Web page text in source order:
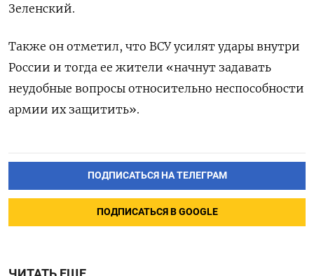
Зеленский.
Также он отметил, что ВСУ усилят удары внутри
России и тогда ее жители «начнут задавать
неудобные вопросы относительно неспособности
армии их защитить».
ПОДПИСАТЬСЯ НА ТЕЛЕГРАМ
ПОДПИСАТЬСЯ В GOOGLE